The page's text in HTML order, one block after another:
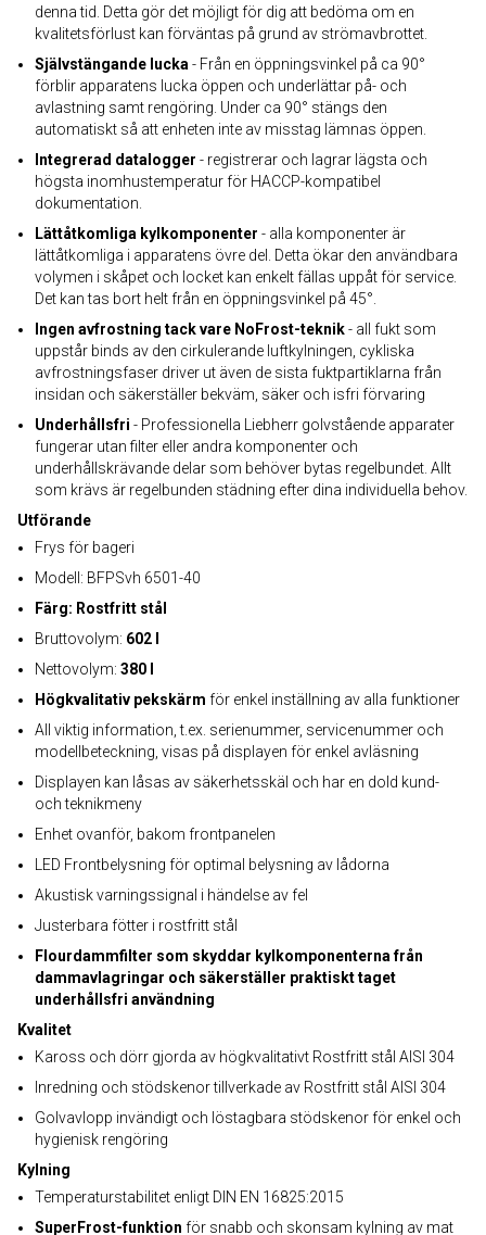
denna tid. Detta gör det möjligt för dig att bedöma om en
kvalitetsförlust kan förväntas på grund av strömavbrottet.
Självstängande lucka - Från en öppningsvinkel på ca 90°
förblir apparatens lucka öppen och underlättar på- och
avlastning samt rengöring. Under ca 90° stängs den
automatiskt så att enheten inte av misstag lämnas öppen.
Integrerad datalogger - registrerar och lagrar lägsta och
högsta inomhustemperatur för HACCP-kompatibel
dokumentation.
Lättåtkomliga kylkomponenter - alla komponenter är
lättåtkomliga i apparatens övre del. Detta ökar den användbara
volymen i skåpet och locket kan enkelt fällas uppåt för service.
Det kan tas bort helt från en öppningsvinkel på 45°.
Ingen avfrostning tack vare NoFrost-teknik- all fukt som
uppstår binds av den cirkulerande luftkylningen, cykliska
avfrostningsfaser driver ut även de sista fuktpartiklarna från
insidan och säkerställer bekväm, säker och isfri förvaring
Underhållsfri - Professionella Liebherr golvstående apparater
fungerar utan filter eller andra komponenter och
underhållskrävande delar som behöver bytas regelbundet. Allt
som krävs är regelbunden städning efter dina individuella behov.
Utförande
Frys för bageri
Modell: BFPSvh 6501-40
Färg: Rostfritt stål
Bruttovolym: 602 l
Nettovolym: 380 l
Högkvalitativ pekskärm för enkel inställning av alla funktioner
All viktig information, t.ex. serienummer, servicenummer och
modellbeteckning, visas på displayen för enkel avläsning
Displayen kan låsas av säkerhetsskäl och har en dold kund-
och teknikmeny
Enhet ovanför, bakom frontpanelen
LED Frontbelysning för optimal belysning av lådorna
Akustisk varningssignal i händelse av fel
Justerbara fötter i rostfritt stål
Flourdammfilter som skyddar kylkomponenterna från
dammavlagringar och säkerställer praktiskt taget
underhållsfri användning
Kvalitet
Kaross och dörr gjorda av högkvalitativt Rostfritt stål AISI 304
Inredning och stödskenor tillverkade av Rostfritt stål AISI 304
Golvavlopp invändigt och löstagbara stödskenor för enkel och
hygienisk rengöring
Kylning
Temperaturstabilitet enligt DIN EN 16825:2015
SuperFrost-funktion för snabb och skonsam kylning av mat